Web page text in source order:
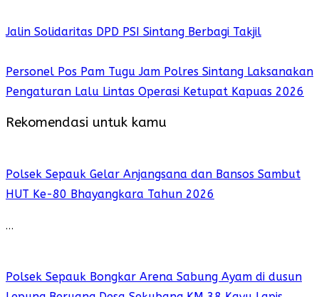
Jalin Solidaritas DPD PSI Sintang Berbagi Takjil
Personel Pos Pam Tugu Jam Polres Sintang Laksanakan
Pengaturan Lalu Lintas Operasi Ketupat Kapuas 2026
Rekomendasi untuk kamu
Polsek Sepauk Gelar Anjangsana dan Bansos Sambut
HUT Ke-80 Bhayangkara Tahun 2026
…
Polsek Sepauk Bongkar Arena Sabung Ayam di dusun